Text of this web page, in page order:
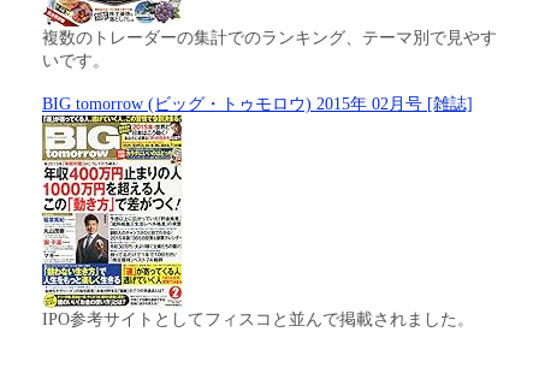
複数のトレーダーの集計でのランキング、テーマ別で見やす
いです。
BIG tomorrow (ビッグ・トゥモロウ) 2015年 02月号 [雑誌]
IPO参考サイトとしてフィスコと並んで掲載されました。